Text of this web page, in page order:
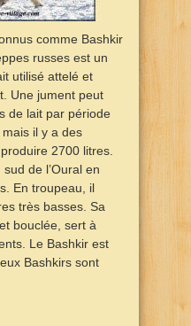
comme Bashkir
russes est un
utilisé attelé et
Une jument peut
de lait par période
il y a des
2700 litres.
de l’Oural en
En troupeau, il
très basses. Sa
bouclée, sert à
Le Bashkir est
Bashkirs sont